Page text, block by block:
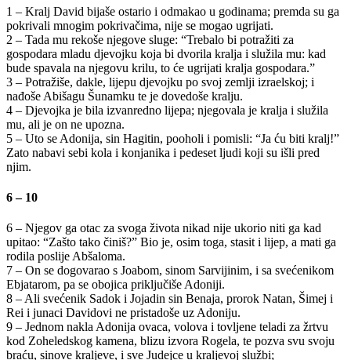
1 – Kralj David bijaše ostario i odmakao u godinama; premda su ga
pokrivali mnogim pokrivačima, nije se mogao ugrijati.
2 – Tada mu rekoše njegove sluge: “Trebalo bi potražiti za
gospodara mladu djevojku koja bi dvorila kralja i služila mu: kad
bude spavala na njegovu krilu, to će ugrijati kralja gospodara.”
3 – Potražiše, dakle, lijepu djevojku po svoj zemlji izraelskoj; i
nađoše Abišagu Šunamku te je dovedoše kralju.
4 – Djevojka je bila izvanredno lijepa; njegovala je kralja i služila
mu, ali je on ne upozna.
5 – Uto se Adonija, sin Hagitin, pooholi i pomisli: “Ja ću biti kralj!”
Zato nabavi sebi kola i konjanika i pedeset ljudi koji su išli pred
njim.
6 – 10
6 – Njegov ga otac za svoga života nikad nije ukorio niti ga kad
upitao: “Zašto tako činiš?” Bio je, osim toga, stasit i lijep, a mati ga
rodila poslije Abšaloma.
7 – On se dogovarao s Joabom, sinom Sarvijinim, i sa svećenikom
Ebjatarom, pa se obojica priključiše Adoniji.
8 – Ali svećenik Sadok i Jojadin sin Benaja, prorok Natan, Šimej i
Rei i junaci Davidovi ne pristadoše uz Adoniju.
9 – Jednom nakla Adonija ovaca, volova i tovljene teladi za žrtvu
kod Zoheledskog kamena, blizu izvora Rogela, te pozva svu svoju
braću, sinove kraljeve, i sve Judejce u kraljevoj službi;